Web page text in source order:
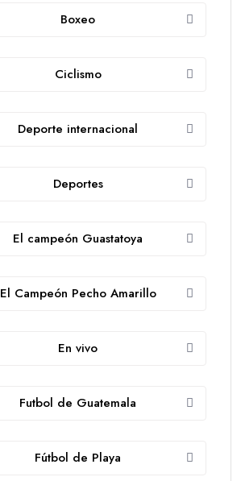
Boxeo
Ciclismo
Deporte internacional
Deportes
El campeón Guastatoya
El Campeón Pecho Amarillo
En vivo
Futbol de Guatemala
Fútbol de Playa